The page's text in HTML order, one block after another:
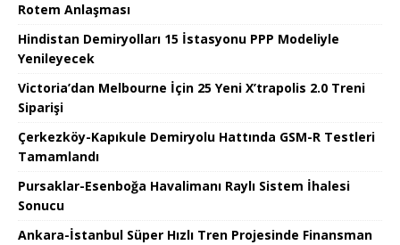
Rotem Anlaşması
Hindistan Demiryolları 15 İstasyonu PPP Modeliyle
Yenileyecek
Victoria’dan Melbourne İçin 25 Yeni X’trapolis 2.0 Treni
Siparişi
Çerkezköy-Kapıkule Demiryolu Hattında GSM-R Testleri
Tamamlandı
Pursaklar-Esenboğa Havalimanı Raylı Sistem İhalesi
Sonucu
Ankara-İstanbul Süper Hızlı Tren Projesinde Finansman